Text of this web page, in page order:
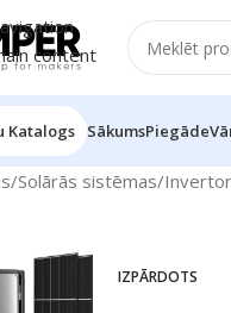
content
Katalogs SākumsPiegāde
/Solārās sistēmas/
IZPĀRDOTS